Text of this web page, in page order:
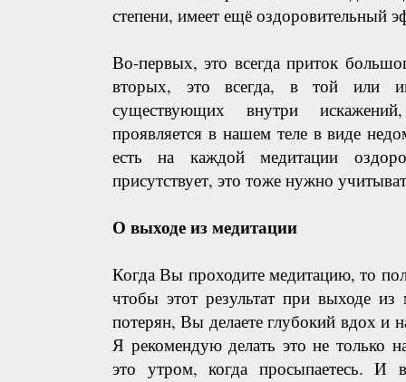
степени, имеет ещё оздоровительный
Во-первых, это всегда приток
вторых, это всегда, в той или
существующих внутри
проявляется в нашем теле в виде
есть на каждой медитации
присутствует, это тоже нужно
О выходе из медитации
Когда Вы проходите медитацию, то
чтобы этот результат при выходе
потерян, Вы делаете глубокий вдох и
Я рекомендую делать это не только
это утром, когда просыпаетесь.